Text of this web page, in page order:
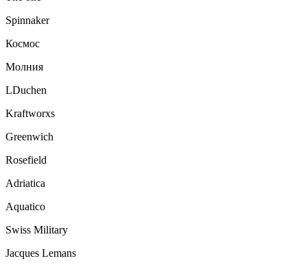
Spinnaker
Космос
Молния
LDuchen
Kraftworxs
Greenwich
Rosefield
Adriatica
Aquatico
Swiss Military
Jacques Lemans